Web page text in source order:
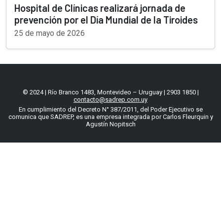
Hospital de Clínicas realizará jornada de
prevención por el Día Mundial de la Tiroides
25 de mayo de 2026
© 2024 | Río Branco 1483, Montevideo – Uruguay | 2903 1850 |
contacto@sadrep.com.uy
En cumplimiento del Decreto N° 387/2011, del Poder Ejecutivo se
comunica que SADREP, es una empresa integrada por Carlos Fleurquin y
Agustín Nopitsch